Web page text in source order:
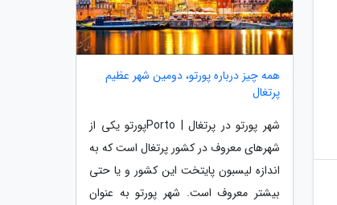
همه چیز درباره پورتو، دومین شهر عظیم
پرتغال
شهر پورتو در پرتغال | Portoپورتو یکی از
شهرهای معروف در کشور پرتغال است که به
اندازه لیسبون پایتخت این کشور و یا حتی
بیشتر معروف است. شهر پورتو به عنوان